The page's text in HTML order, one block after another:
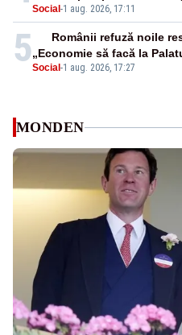
Social -1 aug. 2026, 17:11
5Social -1 aug. 2026, 17:27
Românii refuză noile
„Economie să facă la
MONDEN